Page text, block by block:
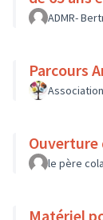
PaysADMR-
Parcours
le père
Matériel